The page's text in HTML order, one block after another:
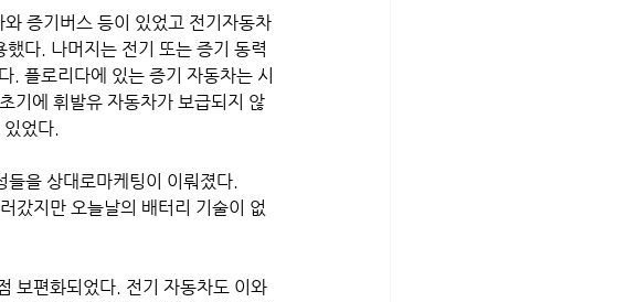
증기버스 등이 있었고 전기자동차
다. 나머지는 전기 또는 증기 동력
. 플로리다에 있는 증기 자동차는 시
기에 휘발유 자동차가 보급되지 않
있었다.
들을 상대로마케팅이 이뤄졌다.
갔지만 오늘날의 배터리 기술이 없
보편화되었다. 전기 자동차도 이와